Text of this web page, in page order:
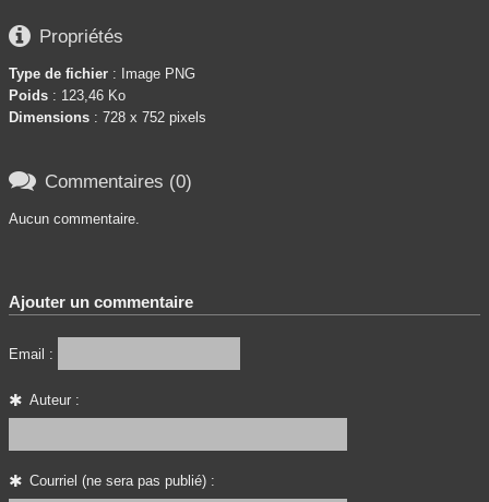
 Propriétés
Type de fichier : Image PNG
Poids : 123,46 Ko
Dimensions : 728 x 752 pixels
 Commentaires (0)
Aucun commentaire.
Ajouter un commentaire
Email :
Auteur :
Courriel (ne sera pas publié) :